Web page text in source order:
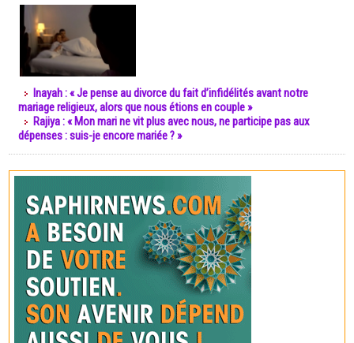
Inayah : « Je pense au divorce du fait d’infidélités avant notre
mariage religieux, alors que nous étions en couple »
Rajiya : « Mon mari ne vit plus avec nous, ne participe pas aux
dépenses : suis-je encore mariée ? »